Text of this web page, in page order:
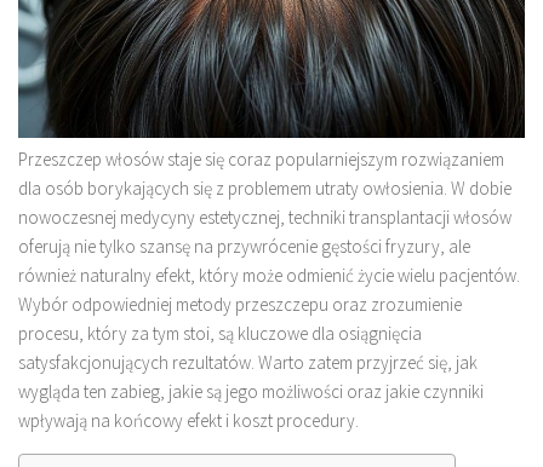
Przeszczep włosów staje się coraz popularniejszym rozwiązaniem
dla osób borykających się z problemem utraty owłosienia. W dobie
nowoczesnej medycyny estetycznej, techniki transplantacji włosów
oferują nie tylko szansę na przywrócenie gęstości fryzury, ale
również naturalny efekt, który może odmienić życie wielu pacjentów.
Wybór odpowiedniej metody przeszczepu oraz zrozumienie
procesu, który za tym stoi, są kluczowe dla osiągnięcia
satysfakcjonujących rezultatów. Warto zatem przyjrzeć się, jak
wygląda ten zabieg, jakie są jego możliwości oraz jakie czynniki
wpływają na końcowy efekt i koszt procedury.